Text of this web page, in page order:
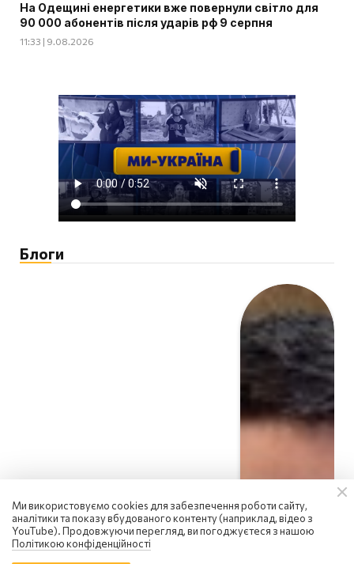
На Одещині енергетики вже повернули світло для
90 000 абонентів після ударів рф 9 серпня
11:33 | 9.08.2026
Блоги
Ми використовуємо cookies для забезпечення роботи сайту,
аналітики та показу вбудованого контенту (наприклад, відео з
YouTube). Продовжуючи перегляд, ви погоджуєтеся з нашою
Політикою конфіденційності